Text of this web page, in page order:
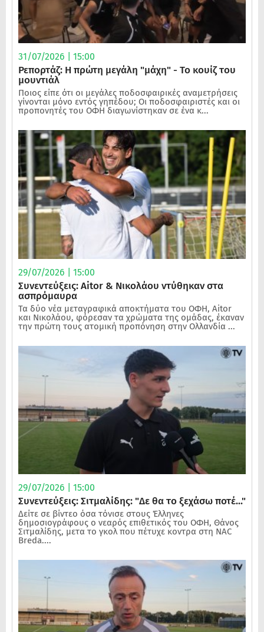
31/07/2026 | 15:00
Ρεπορτάζ: Η πρώτη μεγάλη "μάχη" - Το κουίζ του
μουντιάλ
Ποιος είπε ότι οι μεγάλες ποδοσφαιρικές αναμετρήσεις
γίνονται μόνο εντός γηπέδου; Οι ποδοσφαιριστές και οι
προπονητές του ΟΦΗ διαγωνίστηκαν σε ένα κ...
29/07/2026 | 15:00
Συνεντεύξεις: Aitor & Νικολάου ντύθηκαν στα
ασπρόμαυρα
Τα δύο νέα μεταγραφικά αποκτήματα του ΟΦΗ, Aitor
και Νικολάου, φόρεσαν τα χρώματα της ομάδας, έκαναν
την πρώτη τους ατομική προπόνηση στην Ολλανδία ...
29/07/2026 | 15:00
Συνεντεύξεις: Σιτμαλίδης: "Δε θα το ξεχάσω ποτέ..."
Δείτε σε βίντεο όσα τόνισε στους Έλληνες
δημοσιογράφους ο νεαρός επιθετικός του ΟΦΗ, Θάνος
Σιτμαλίδης, μετα το γκολ που πέτυχε κοντρα στη NAC
Breda....